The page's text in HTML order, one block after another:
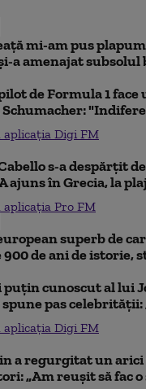
mi-am pus
a amenajat subsolul
de Formula 1
aplicația Digi FM
s-a despărțit
ajuns în Grecia, la
aplicația Pro FM
superb de
900 de ani de istorie,
cunoscut al lui
spune pas celebrității:
aplicația Digi FM
a regurgitat un
„Am reușit să fac